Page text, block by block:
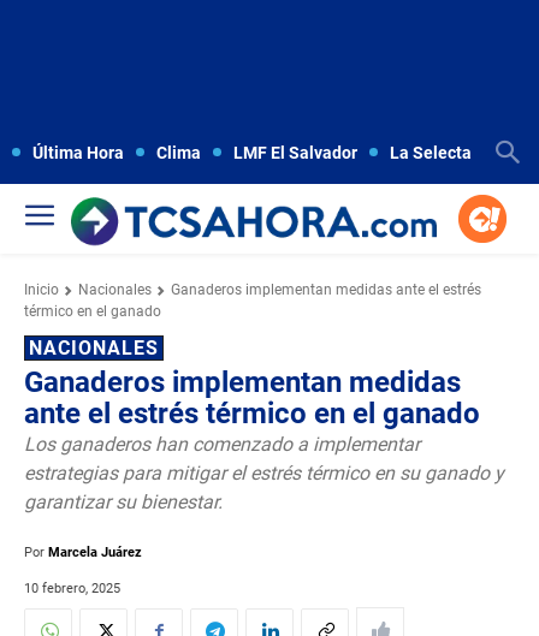
Última Hora Clima LMF El Salvador La Selecta
Inicio Nacionales
Ganaderos implementan medidas ante el estrés
térmico en el ganado
NACIONALES
Ganaderos implementan medidas
ante el estrés térmico en el ganado
Los ganaderos han comenzado a implementar
estrategias para mitigar el estrés térmico en su ganado y
garantizar su bienestar.
Por Marcela Juárez
10 febrero, 2025